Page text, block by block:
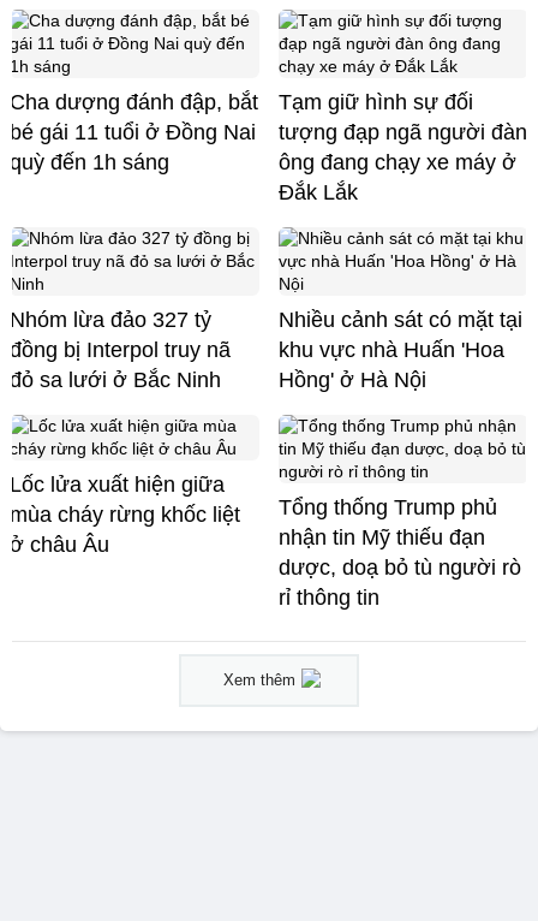
Cha dượng đánh đập, bắt
bé gái 11 tuổi ở Đồng Nai
quỳ đến 1h sáng
Tạm giữ hình sự đối
tượng đạp ngã người đàn
ông đang chạy xe máy ở
Đắk Lắk
Nhóm lừa đảo 327 tỷ
đồng bị Interpol truy nã
đỏ sa lưới ở Bắc Ninh
Nhiều cảnh sát có mặt tại
khu vực nhà Huấn 'Hoa
Hồng' ở Hà Nội
Lốc lửa xuất hiện giữa
mùa cháy rừng khốc liệt
ở châu Âu
Tổng thống Trump phủ
nhận tin Mỹ thiếu đạn
dược, doạ bỏ tù người rò
rỉ thông tin
Xem thêm